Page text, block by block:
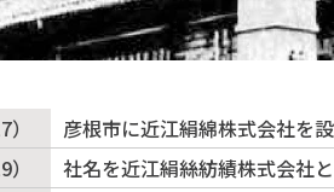
彦根市に近江絹綿株式会社を
社名を近江絹絲紡績株式会社